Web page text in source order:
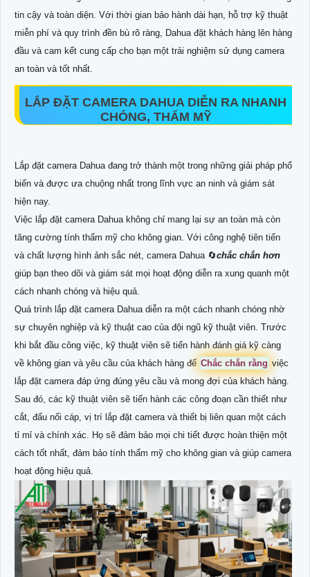
tin cậy và toàn diện. Với thời gian bảo hành dài hạn, hỗ trợ kỹ thuật
miễn phí và quy trình đền bù rõ ràng, Dahua đặt khách hàng lên hàng
đầu và cam kết cung cấp cho bạn một trải nghiệm sử dụng camera
an toàn và tốt nhất.
LẮP ĐẶT CAMERA DAHUA DIỄN RA NHANH
CHÓNG, THẨM MỸ
Lắp đặt camera Dahua đang trở thành một trong những giải pháp phổ
biến và được ưa chuộng nhất trong lĩnh vực an ninh và giám sát
hiện nay.
Việc lắp đặt camera Dahua không chỉ mang lại sự an toàn mà còn
tăng cường tính thẩm mỹ cho không gian. Với công nghệ tiên tiến
và chất lượng hình ảnh sắc nét, camera Dahua 🔄chắc chắn hơn
giúp bạn theo dõi và giám sát mọi hoạt động diễn ra xung quanh một
cách nhanh chóng và hiệu quả.
Quá trình lắp đặt camera Dahua diễn ra một cách nhanh chóng nhờ
sự chuyên nghiệp và kỹ thuật cao của đội ngũ kỹ thuật viên. Trước
khi bắt đầu công việc, kỹ thuật viên sẽ tiến hành đánh giá kỹ càng
về không gian và yêu cầu của khách hàng để Chắc chắn rằng việc
lắp đặt camera đáp ứng đúng yêu cầu và mong đợi của khách hàng.
Sau đó, các kỹ thuật viên sẽ tiến hành các công đoạn cần thiết như
cắt, đấu nối cáp, vị trí lắp đặt camera và thiết bị liên quan một cách
tỉ mỉ và chính xác. Họ sẽ đảm bảo mọi chi tiết được hoàn thiện một
cách tốt nhất, đảm bảo tính thẩm mỹ cho không gian và giúp camera
hoạt động hiệu quả.